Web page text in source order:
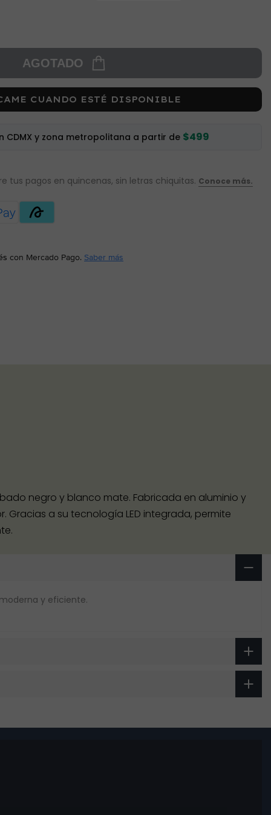
AGOTADO
CUANDO ESTÉ DISPONIBLE
CDMX y zona metropolitana a partir de $499
con Mercado Pago. Saber más
negro y blanco mate. Fabricada en aluminio y
a su tecnología LED integrada, permite
y eficiente.